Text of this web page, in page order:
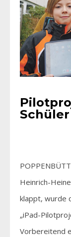
Heinrich-
klappt, wurde
„iPad-
Vorbereitend